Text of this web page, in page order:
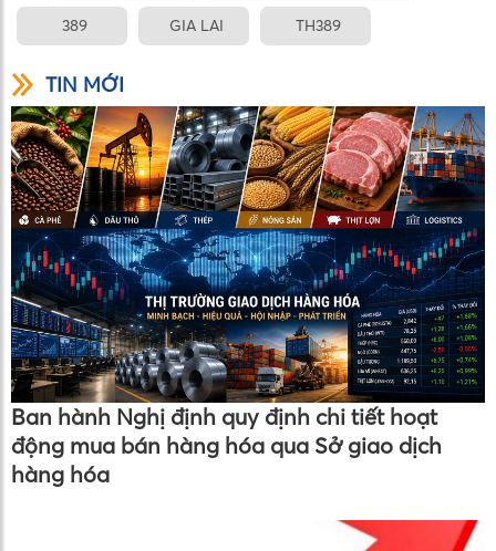
389 GIA LAI TH389
TIN MỚI
Ban hành Nghị định quy định chi tiết hoạt
động mua bán hàng hóa qua Sở giao dịch
hàng hóa